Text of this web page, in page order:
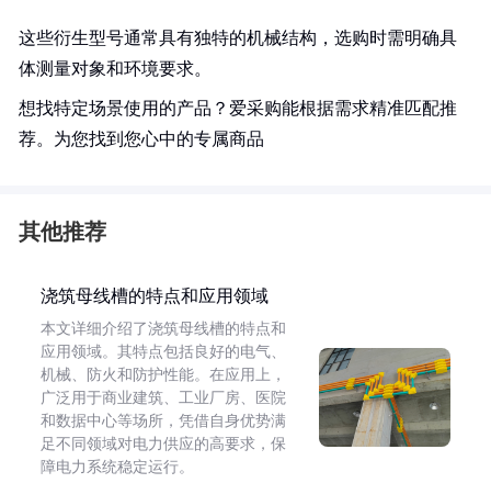
这些衍生型号通常具有独特的机械结构，选购时需明确具
体测量对象和环境要求。
想找特定场景使用的产品？爱采购能根据需求精准匹配推
荐。为您找到您心中的专属商品
其他推荐
浇筑母线槽的特点和应用领域
本文详细介绍了浇筑母线槽的特点和
应用领域。其特点包括良好的电气、
机械、防火和防护性能。在应用上，
广泛用于商业建筑、工业厂房、医院
和数据中心等场所，凭借自身优势满
足不同领域对电力供应的高要求，保
障电力系统稳定运行。